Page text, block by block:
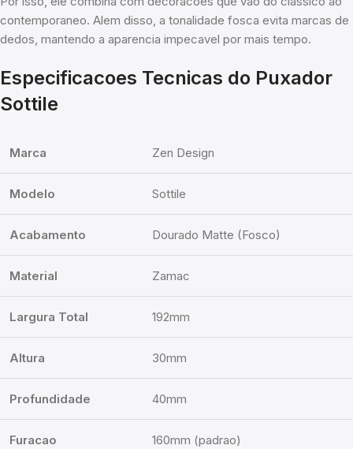
contemporaneo. Alem disso, a tonalidade fosca evita marcas de
dedos, mantendo a aparencia impecavel por mais tempo.
Especificacoes Tecnicas do Puxador
Sottile
Marca Zen Design
Modelo Sottile
Acabamento Dourado Matte (Fosco)
Material Zamac
Largura Total 192mm
Altura 30mm
Profundidade 40mm
Furacao 160mm (padrao)